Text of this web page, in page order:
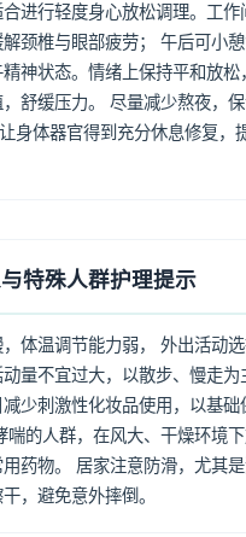
进行轻度身心放松调理。工作
颈椎与眼部疲劳； 午后可小
神状态。情绪上保持平和放松
舒缓压力。 尽量减少熬夜，
身体器官得到充分休息修复，
特殊人群护理提示
体温调节能力弱， 外出活动
量不宜过大，以散步、慢走为
少刺激性化妆品使用，以基础
喘的人群，在风大、干燥环境
药物。 居家注意防滑，尤其
，避免意外摔倒。